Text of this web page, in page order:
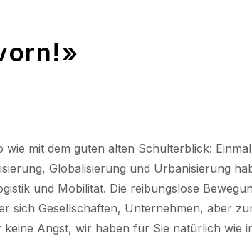
mit dem guten alten Schulterblick:
Globalisierung und Urbanisierung
und Mobilität. Die reibungslose
sich Gesellschaften, Unternehmen, aber
Angst, wir haben für Sie natürlich wie